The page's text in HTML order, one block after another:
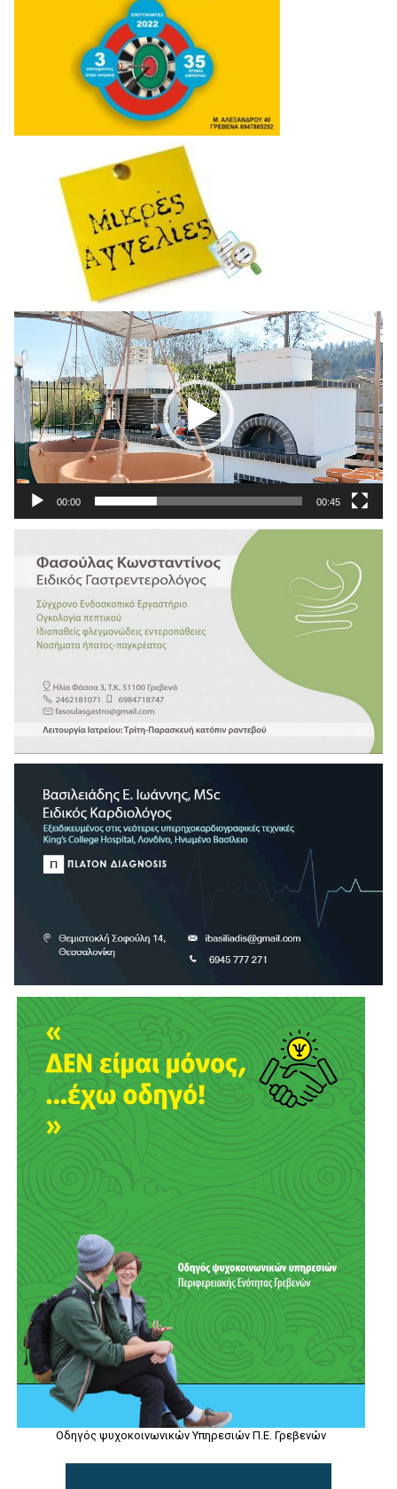
Πρόγραμμα
Αναπαραγωγής
Βίντεο
00:00 00:45
Οδηγός ψυχοκοινωνικών Υπηρεσιών Π.Ε. Γρεβενών